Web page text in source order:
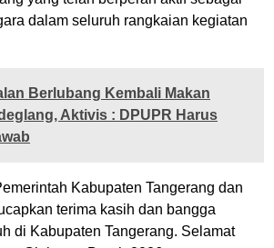
dalam seluruh rangkaian kegiatan
Berlubang Kembali Makan
Aktivis : DPUPR Harus
Kabupaten Tangerang dan
terima kasih dan bangga
di Kabupaten Tangerang. Selamat